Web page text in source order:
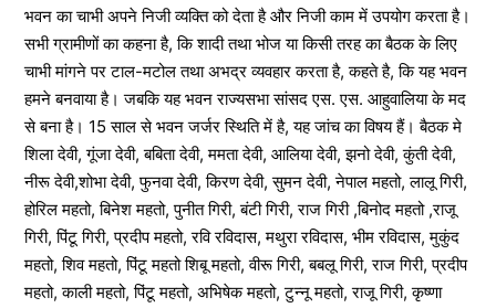
भवन का चाभी अपने निजी व्यक्ति को देता है और निजी काम में उपयोग करता है।
सभी ग्रामीणों का कहना है, कि शादी तथा भोज या किसी तरह का बैठक के लिए
चाभी मांगने पर टाल-मटोल तथा अभद्र व्यवहार करता है, कहते है, कि यह भवन
हमने बनवाया है। जबकि यह भवन राज्यसभा सांसद एस. एस. आहुवालिया के मद
से बना है। 15 साल से भवन जर्जर स्थिति में है, यह जांच का विषय हैं। बैठक मे
शिला देवी, गूंजा देवी, बबिता देवी, ममता देवी, आलिया देवी, झनो देवी, कुंती देवी,
नीरू देवी,शोभा देवी, फुनवा देवी, किरण देवी, सुमन देवी, नेपाल महतो, लालू गिरी,
होरिल महतो, बिनेश महतो, पुनीत गिरी, बंटी गिरी, राज गिरी ,बिनोद महतो ,राजू
गिरी, पिंटू गिरी, प्रदीप महतो, रवि रविदास, मथुरा रविदास, भीम रविदास, मुकुंद
महतो, शिव महतो, पिंटू महतो शिबू महतो, वीरू गिरी, बबलू गिरी, राज गिरी, प्रदीप
महतो, काली महतो, पिंटू महतो, अभिषेक महतो, टुन्नू महतो, राजू गिरी, कृष्णा